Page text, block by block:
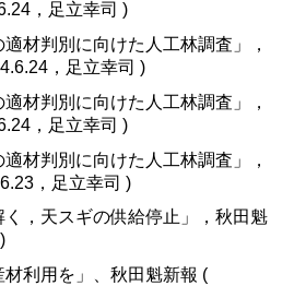
，足立幸司 )
適材判別に向けた人工林調査」，
，足立幸司 )
適材判別に向けた人工林調査」，
，足立幸司 )
適材判別に向けた人工林調査」，
，足立幸司 )
く，天スギの供給停止」，秋田魁
材利用を」、秋田魁新報 (